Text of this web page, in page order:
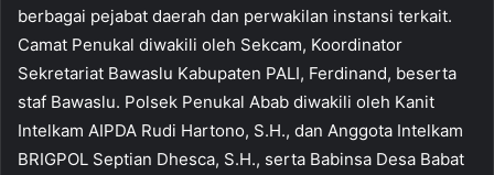
berbagai pejabat daerah dan perwakilan instansi terkait.
Camat Penukal diwakili oleh Sekcam, Koordinator
Sekretariat Bawaslu Kabupaten PALI, Ferdinand, beserta
staf Bawaslu. Polsek Penukal Abab diwakili oleh Kanit
Intelkam AIPDA Rudi Hartono, S.H., dan Anggota Intelkam
BRIGPOL Septian Dhesca, S.H., serta Babinsa Desa Babat